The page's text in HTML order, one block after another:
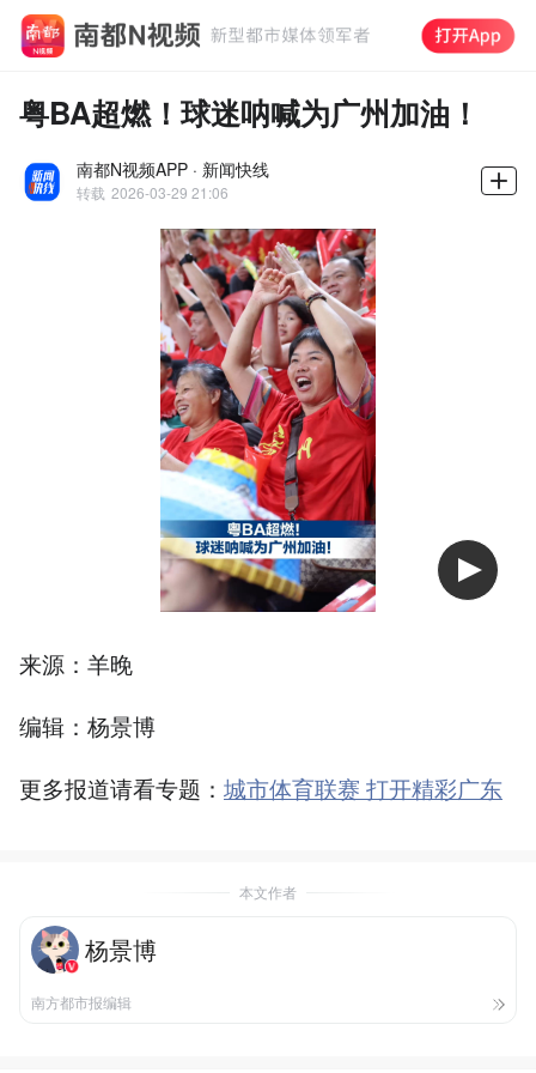
粤BA超燃！球迷呐喊为广州加油！
南都N视频APP · 新闻快线
转载 2026-03-29 21:06
来源：羊晚
编辑：杨景博
更多报道请看专题： 城市体育联赛 打开精彩广东
本文作者
杨景博
南方都市报编辑